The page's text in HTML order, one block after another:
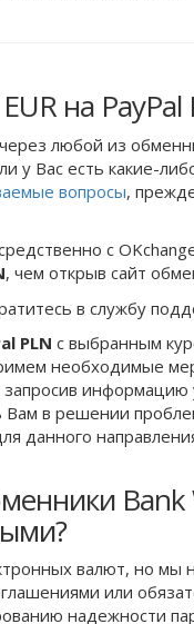
на PayPal
через любой из
у Вас есть какие-
вопросы,
c
, чем открыв сайт
в службу
PLN с выбранным
необходимые
информацию
Вам в решении
данного
Bank
валют, но мы
или
надежности